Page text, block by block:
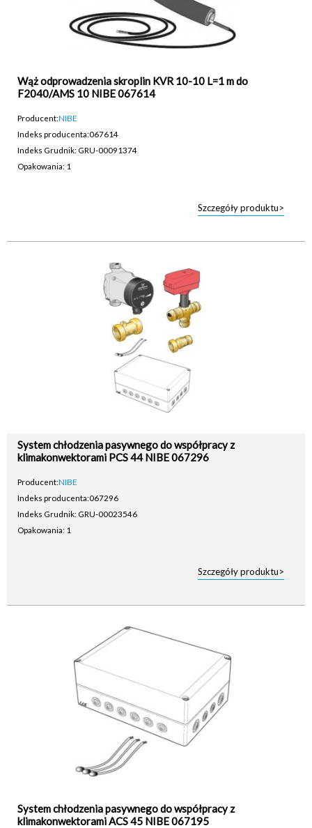
Wąż odprowadzenia skroplin KVR 10-10 L=1 m do
F2040/AMS 10 NIBE 067614
Producent:NIBE
Indeks producenta:067614
Indeks Grudnik: GRU-00091374
Opakowania: 1
Szczegóły produktu>
System chłodzenia pasywnego do współpracy z
klimakonwektorami PCS 44 NIBE 067296
Producent:NIBE
Indeks producenta:067296
Indeks Grudnik: GRU-00023546
Opakowania: 1
Szczegóły produktu>
System chłodzenia pasywnego do współpracy z
klimakonwektorami ACS 45 NIBE 067195